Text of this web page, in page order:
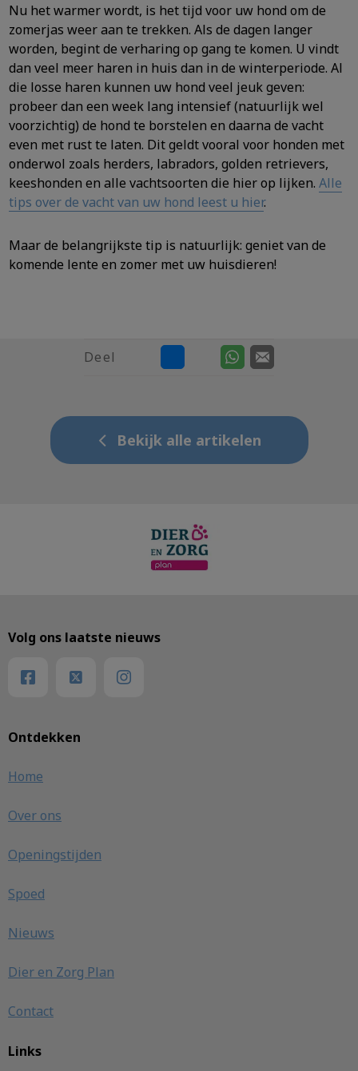
Nu het warmer wordt, is het tijd voor uw hond om de
zomerjas weer aan te trekken. Als de dagen langer
worden, begint de verharing op gang te komen. U vindt
dan veel meer haren in huis dan in de winterperiode. Al
die losse haren kunnen uw hond veel jeuk geven:
probeer dan een week lang intensief (natuurlijk wel
voorzichtig) de hond te borstelen en daarna de vacht
even met rust te laten. Dit geldt vooral voor honden met
onderwol zoals herders, labradors, golden retrievers,
keeshonden en alle vachtsoorten die hier op lijken. Alle
tips over de vacht van uw hond leest u hier.
Maar de belangrijkste tip is natuurlijk: geniet van de
komende lente en zomer met uw huisdieren!
Deel
Bekijk alle artikelen
Ontdekken
Home
Over ons
Openingstijden
Spoed
Nieuws
Dier en Zorg Plan
Contact
Links
Volg ons laatste nieuws